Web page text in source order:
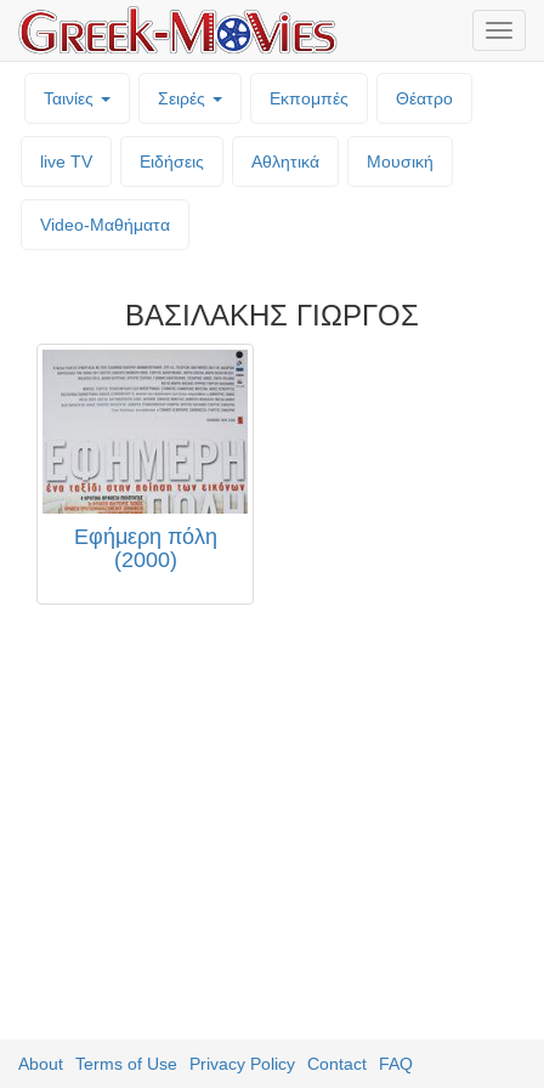
Ταινίες Σειρές Εκπομπές Θέατρο
live TV Ειδήσεις Αθλητικά Μουσική
Video-Mαθήματα
ΒΑΣΙΛΑΚΗΣ ΓΙΩΡΓΟΣ
Εφήμερη πόλη
(2000)
About Terms of Use Privacy Policy Contact FAQ